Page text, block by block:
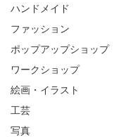
ハンドメイド
ファッション
ポップアップショップ
ワークショップ
絵画・イラスト
工芸
写真